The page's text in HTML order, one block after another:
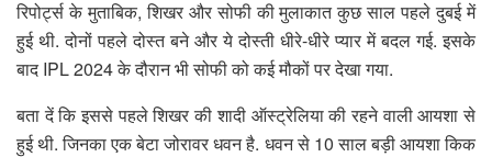
रिपोर्ट्स के मुताबिक, शिखर और सोफी की मुलाकात कुछ साल पहले दुबई में
हुई थी. दोनों पहले दोस्त बने और ये दोस्ती धीरे-धीरे प्यार में बदल गई. इसके
बाद IPL 2024 के दौरान भी सोफी को कई मौकों पर देखा गया.
बता दें कि इससे पहले शिखर की शादी ऑस्ट्रेलिया की रहने वाली आयशा से
हुई थी. जिनका एक बेटा जोरावर धवन है. धवन से 10 साल बड़ी आयशा किक